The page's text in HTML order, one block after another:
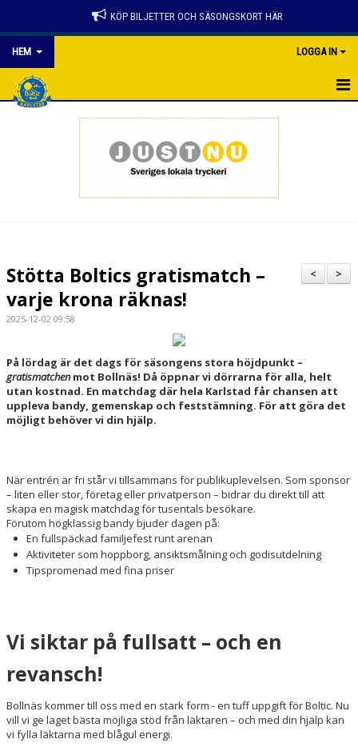
KÖP BILJETTER OCH SÄSONGSKORT HÄR
HEM LOGGA IN
GÅ PÅ MATCH
BILJETTER
TRUPPEN
OM KLUBBEN
EXPRESSEN PLAY
>
<
Stötta Boltics gratismatch –
varje krona räknas!
2025-12-02 09:58
På lördag är det dags för säsongens stora höjdpunkt –
gratismatchenmot Bollnäs! Då öppnar vi dörrarna för alla, helt
utan kostnad. En matchdag där hela Karlstad får chansen att
uppleva bandy, gemenskap och feststämning. För att göra det
möjligt behöver vi din hjälp.
När entrén är fri står vi tillsammans för publikuplevelsen. Som sponsor
– liten eller stor, företag eller privatperson – bidrar du direkt till att
skapa en magisk matchdag för tusentals besökare.
Förutom högklassig bandy bjuder dagen på:
En fullspäckad familjefest runt arenan
Aktiviteter som hoppborg, ansiktsmålning och godisutdelning
Tipspromenad med fina priser
Vi siktar på fullsatt – och en
revansch!
Bollnäs kommer till oss med en stark form - en tuff uppgift för Boltic. Nu
vill vi ge laget bästa möjliga stöd från läktaren – och med din hjälp kan
vi fylla läktarna med blågul energi.